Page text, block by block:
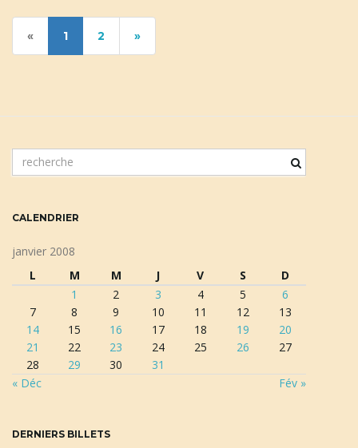
« 1 2 »
o
d
r
e
CALENDRIER
janvier 2008
L
M M J V S D
« Déc Fév »
1 2 3 4 5
6
7
8 9 10 11 12
13
14
15 16 17 18 19
20
21
22 23 24 25 26
27
28
29 30 31
DERNIERS BILLETS